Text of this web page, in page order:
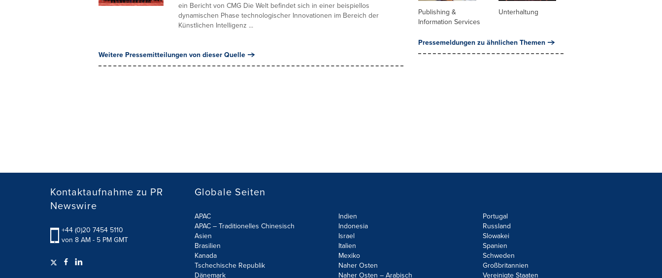
ein Bericht von CMG Die Welt befindet sich in einer beispiellos
dynamischen Phase technologischer Innovationen im Bereich der
Künstlichen Intelligenz ...
Weitere Pressemitteilungen von dieser Quelle
Publishing &
Information Services
Unterhaltung
Pressemeldungen zu ähnlichen Themen
Kontaktaufnahme zu PR
Newswire
+44 (0)20 7454 5110
von 8 AM - 5 PM GMT
Globale Seiten
APAC
APAC – Traditionelles Chinesisch
Asien
Brasilien
Kanada
Tschechische Republik
Dänemark
Indien
Indonesia
Israel
Italien
Mexiko
Naher Osten
Naher Osten – Arabisch
Portugal
Russland
Slowakei
Spanien
Schweden
Großbritannien
Vereinigte Staaten